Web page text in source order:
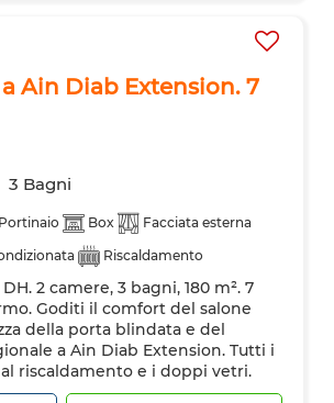
Ain Diab Extension. 7
3 Bagni
Portinaio Box
Facciata esterna
Riscaldamento
Cucina attrezzata
Forno
2 camere, 3 bagni, 180 m². 7
Goditi il comfort del salone
della porta blindata e del
a Ain Diab Extension. Tutti i
riscaldamento e i doppi vetri.